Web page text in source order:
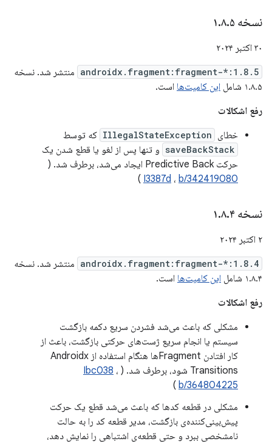
نسخه ۱ .۸.۵
۳۰ اکتبر ۲۰۲۴
androidx.fragment:fragment-*:1.8.5 منتشر شد. نسخه
۱.۸.۵ شامل
این کامیت‌ها است.
رفع اشکالات
خطای IllegalStateException که توسط
saveBackStack و تنها پس از لغو یا قطع شدن یک
حرکت Predictive Back ایجاد می‌شد، برطرف شد. (
I3387d ، b/342419080
)
نسخه ۱ .۸.۴
۲ اکتبر ۲۰۲۴
androidx.fragment:fragment-*:1.8.4 منتشر شد. نسخه
۱.۸.۴ شامل
این کامیت‌ها است.
رفع اشکالات
مشکلی که باعث می‌شد فشردن سریع دکمه بازگشت
سیستم یا انجام سریع ژست‌های حرکتی بازگشت، باعث از
کار افتادن Fragmentها هنگام استفاده از Androidx
Transitions شود، برطرف شد. (
Ibc038 ،
b/364804225
)
مشکلی در قطعه کدها که باعث می‌شد قطع یک حرکت
پیش‌بینی‌کننده‌ی بازگشت، مدیر قطعه کد را به حالت
نامشخصی ببرد و حتی قطعه‌ی اشتباهی را نمایش دهد،